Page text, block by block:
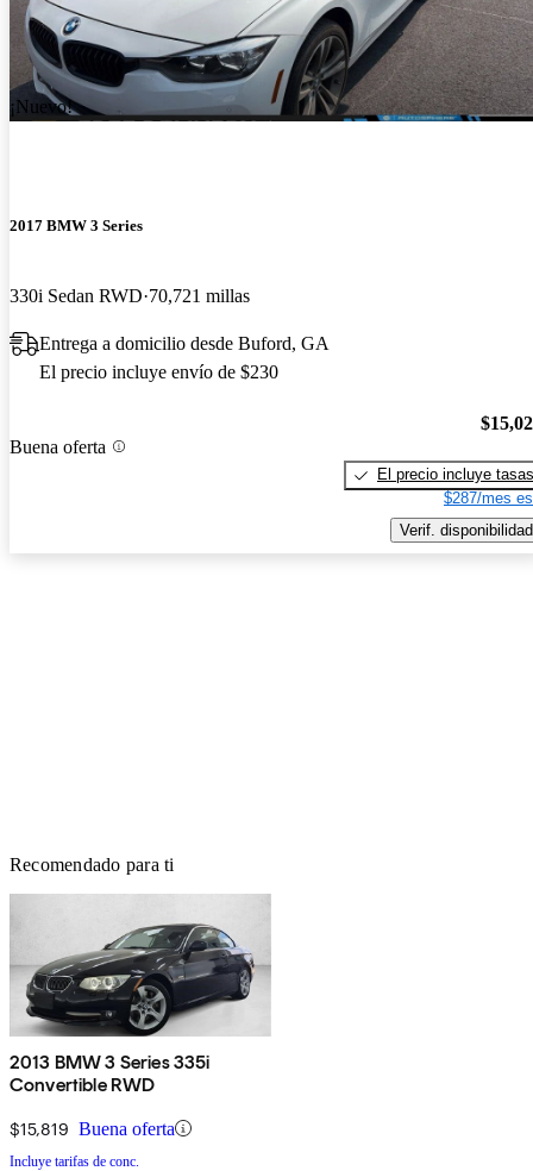
¡Nuevo!
2017 BMW 3 Series
330i Sedan RWD 70,721 millas
Entrega a domicilio desde Buford, GA
El precio incluye envío de $230
Buena oferta
El precio incluye tasas
$287/mes
Verif. disponibilidad
Recomendado para ti
2013 BMW 3 Series 335i
Convertible RWD
$15,819 Buena oferta
Incluye tarifas de conc.